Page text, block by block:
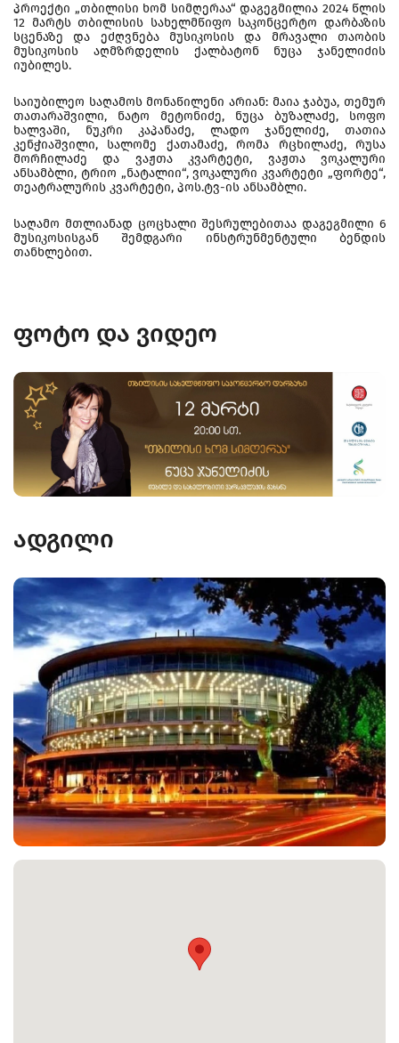
პროექტი „თბილისი ხომ სიმღერაა“ დაგეგმილია 2024 წლის
12 მარტს თბილისის სახელმწიფო საკონცერტო დარბაზის
სცენაზე და ეძღვნება მუსიკოსის და მრავალი თაობის
მუსიკოსის აღმზრდელის ქალბატონ ნუცა ჯანელიძის
იუბილეს.
საიუბილეო საღამოს მონაწილენი არიან: მაია ჯაბუა, თემურ
თათარაშვილი, ნატო მეტონიძე, ნუცა ბუზალაძე, სოფო
ხალვაში, ნუკრი კაპანაძე, ლადო ჯანელიძე, თათია
კენჭიაშვილი, სალომე ქათამაძე, რომა რცხილაძე, რუსა
მორჩილაძე და ვაჟთა კვარტეტი, ვაჟთა ვოკალური
ანსამბლი, ტრიო „ნატალიი“, ვოკალური კვარტეტი „ფორტე“,
თეატრალურის კვარტეტი, პოს.ტვ-ის ანსამბლი.
საღამო მთლიანად ცოცხალი შესრულებითაა დაგეგმილი 6
მუსიკოსისგან შემდგარი ინსტრუნმენტული ბენდის
თანხლებით.
ფოტო და ვიდეო
ადგილი